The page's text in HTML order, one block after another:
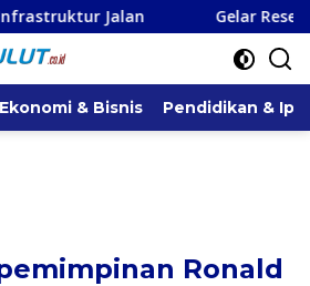
Gelar Reses, Pimpinan dan
Ekonomi & Bisnis Pendidikan &
Ronald